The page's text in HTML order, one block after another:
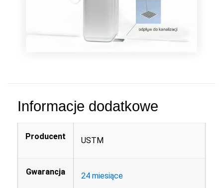
Informacje dodatkowe
Producent USTM
Gwarancja 24 miesiące